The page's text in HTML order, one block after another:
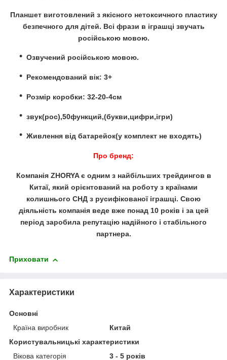
Планшет виготовлений з якісного нетоксичного пластику
безпечного для дітей. Всі фрази в іграшці звучать
російською мовою.
Озвучений російською мовою.
Рекомендований вік: 3+
Розмір коробки: 32-20-4см
звук(рос),50функций,(букви,цифри,ігри)
Живлення від батарейок(у комплект не входять)
Про бренд:
Компанія ZHORYA є одним з найбільших трейдингов в
Китаї, який орієнтований на роботу з країнами
колишнього СНД з русифікованої іграшці. Свою
діяльність компанія веде вже понад 10 років і за цей
період заробила репутацію надійного і стабільного
партнера.
Приховати
Характеристики
Основні
Країна виробник
Китай
Користувальницькі характеристики
Вікова категорія
3 - 5 років